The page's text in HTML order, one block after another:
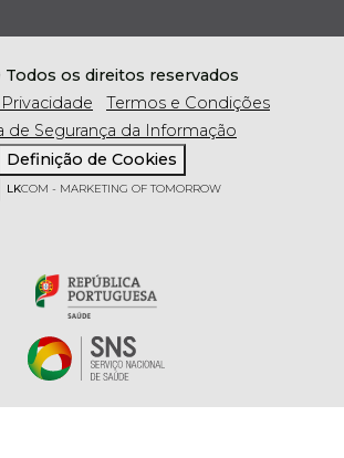
Todos os direitos reservados
Termos e Condições
de Segurança da Informação
Definição de Cookies
LKCOM - MARKETING OF TOMORROW